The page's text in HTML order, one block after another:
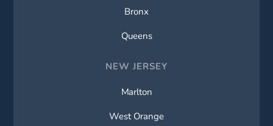
Bronx
Queens
NEW JERSEY
Marlton
West Orange